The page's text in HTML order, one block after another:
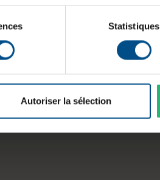
Statistiques
Autoriser la sélection